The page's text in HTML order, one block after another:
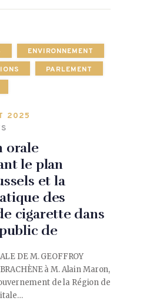
ENVIRONNEMENT
PARLEMENT
2025
orale
le plan
et la
des
cigarette dans
de
DE M. GEOFFROY
à M. Alain Maron,
de la Région de